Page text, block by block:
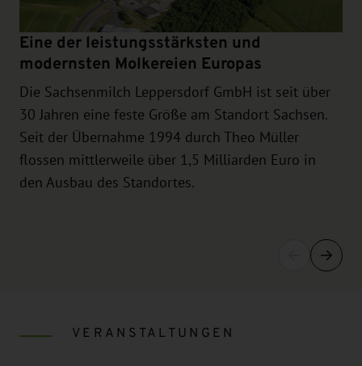
Eine der leistungsstärksten und
modernsten Molkereien Europas
Die Sachsenmilch Leppersdorf GmbH ist seit über
30 Jahren eine feste Größe am Standort Sachsen.
Seit der Übernahme 1994 durch Theo Müller
flossen mittlerweile über 1,5 Milliarden Euro in
den Ausbau des Standortes.
VERANSTALTUNGEN